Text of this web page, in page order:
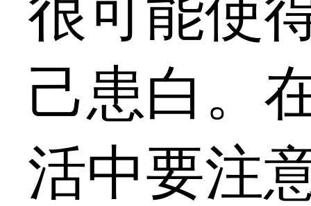
很可能使
己患白。
活中要注